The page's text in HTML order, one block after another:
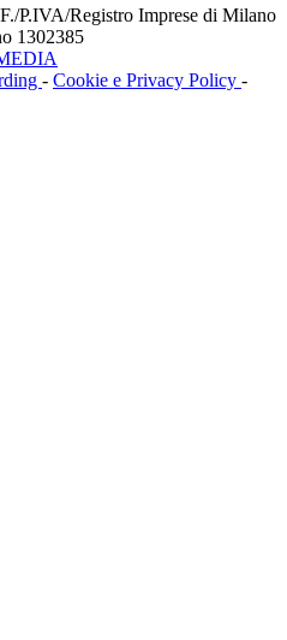
P.IVA/Registro Imprese di Milano
1302385
- Cookie e Privacy Policy -